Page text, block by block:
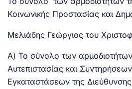
Κοινωνικής Προστασίας και
Μελιάδης Γεώργιος του
Α) Το σύνολο των
Αυτεπιστασίας και
Εγκαταστάσεων της